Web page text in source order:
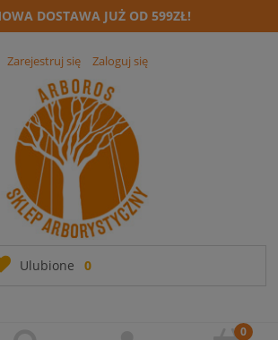
DOSTAWA JUŻ OD 599ZŁ!
Zarejestruj się Zaloguj się
Ulubione 0